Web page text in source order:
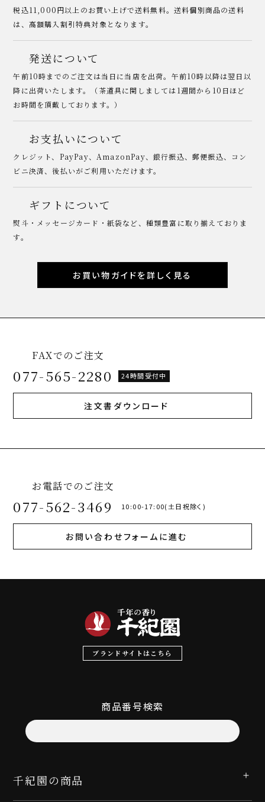
税込11,000円以上のお買い上げで送料無料。送料個別商品の送料
は、高額購入割引特典対象となります。
発送について
午前10時までのご注文は当日に当店を出荷。午前10時以降は翌日以
降に出荷いたします。（茶道具に関しましては1週間から10日ほど
お時間を頂戴しております。）
お支払いについて
クレジット、PayPay、AmazonPay、銀行振込、郵便振込、コン
ビニ決済、後払いがご利用いただけます。
ギフトについて
熨斗・メッセージカード・紙袋など、種類豊富に取り揃えておりま
す。
お買い物ガイドを詳しく見る
FAXでのご注文
077-565-2280 24時間受付中
注文書ダウンロード
お電話でのご注文
077-562-3469 10:00-17:00(土日祝除く)
お問い合わせフォームに進む
ブランドサイトはこちら
商品番号検索
千紀園の商品